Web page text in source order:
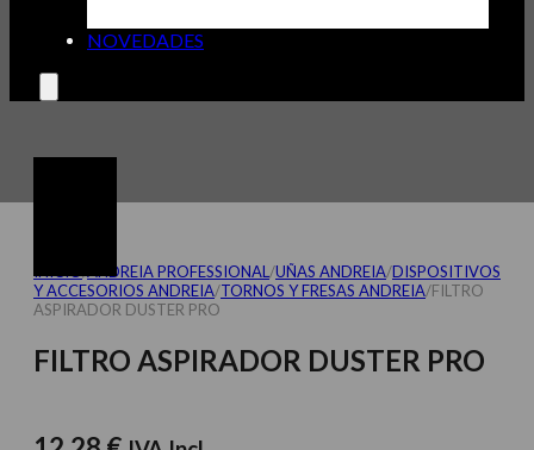
NOVEDADES
ANDREIA PROFESSIONAL /UÑAS ANDREIA/DISPOSITIVOS
Y ACCESORIOS ANDREIA/TORNOS Y FRESAS ANDREIA/FILTRO
ASPIRADOR DUSTER PRO
FILTRO ASPIRADOR DUSTER PRO